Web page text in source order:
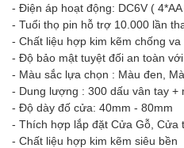
- Điện áp hoạt động: DC6V ( 4*AA
- Tuổi thọ pin hỗ trợ 10.000 lần
- Chất liệu hợp kim kẽm chống va
- Độ bảo mật tuyệt đối an toàn
- Màu sắc lựa chọn : Màu đen,
- Dung lượng : 300 dấu vân tay +
- Độ dày đố cửa: 40mm - 80mm
- Thích hợp lắp đặt Cửa Gỗ, Cửa
- Chất liệu hợp kim kẽm siêu bền